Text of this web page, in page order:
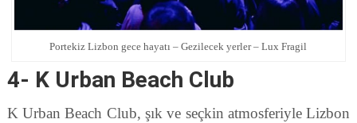
Portekiz Lizbon gece hayatı – Gezilecek yerler – Lux Fragil
4- K Urban Beach Club
K Urban Beach Club, şık ve seçkin atmosferiyle Lizbon